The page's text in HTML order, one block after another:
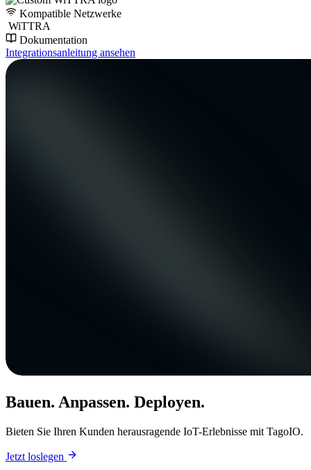
Kompatible Netzwerke
WiTTRA
Dokumentation
Integrationsanleitung ansehen
Bauen. Anpassen. Deployen.
Bieten Sie Ihren Kunden herausragende IoT-Erlebnisse mit TagoIO.
Jetzt loslegen